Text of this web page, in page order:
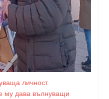
личност.
му дава вълнуващи